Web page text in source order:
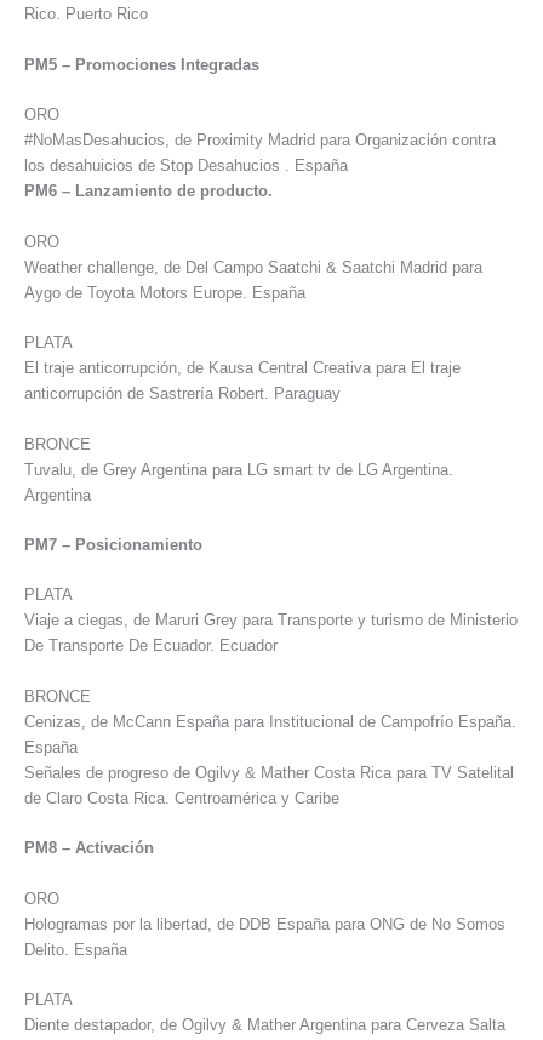
Rico. Puerto Rico
PM5 – Promociones Integradas
ORO
#NoMasDesahucios, de Proximity Madrid para Organización contra
los desahuicios de Stop Desahucios . España
PM6 – Lanzamiento de producto.
ORO
Weather challenge, de Del Campo Saatchi & Saatchi Madrid para
Aygo de Toyota Motors Europe. España
PLATA
El traje anticorrupción, de Kausa Central Creativa para El traje
anticorrupción de Sastrería Robert. Paraguay
BRONCE
Tuvalu, de Grey Argentina para LG smart tv de LG Argentina.
Argentina
PM7 – Posicionamiento
PLATA
Viaje a ciegas, de Maruri Grey para Transporte y turismo de Ministerio
De Transporte De Ecuador. Ecuador
BRONCE
Cenizas, de McCann España para Institucional de Campofrío España.
España
Señales de progreso de Ogilvy & Mather Costa Rica para TV Satelital
de Claro Costa Rica. Centroamérica y Caribe
PM8 – Activación
ORO
Hologramas por la libertad, de DDB España para ONG de No Somos
Delito. España
PLATA
Diente destapador, de Ogilvy & Mather Argentina para Cerveza Salta